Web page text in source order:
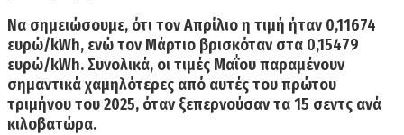
Να σημειώσουμε, ότι τον Απρίλιο η τιμή ήταν 0,11674
ευρώ/kWh, ενώ τον Μάρτιο βρισκόταν στα 0,15479
ευρώ/kWh. Συνολικά, οι τιμές Μαΐου παραμένουν
σημαντικά χαμηλότερες από αυτές του πρώτου
τριμήνου του 2025, όταν ξεπερνούσαν τα 15 σεντς ανά
κιλοβατώρα.